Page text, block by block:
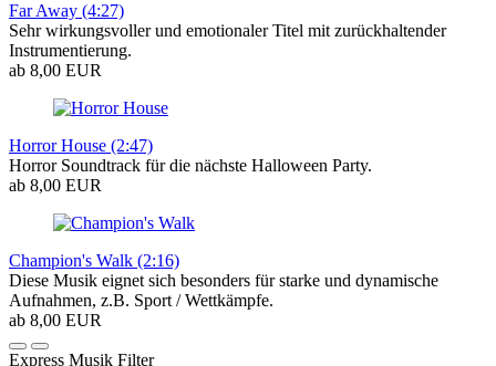
Far Away (4:27)
Sehr wirkungsvoller und emotionaler Titel mit zurückhaltender
Instrumentierung.
ab 8,00 EUR
Horror House (2:47)
Horror Soundtrack für die nächste Halloween Party.
ab 8,00 EUR
Champion's Walk (2:16)
Diese Musik eignet sich besonders für starke und dynamische
Aufnahmen, z.B. Sport / Wettkämpfe.
ab 8,00 EUR
Express Musik Filter